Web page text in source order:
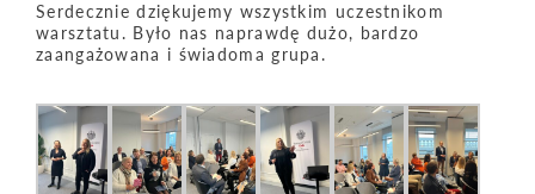
Serdecznie dziękujemy wszystkim uczestnikom
warsztatu. Było nas naprawdę dużo, bardzo
zaangażowana i świadoma grupa.